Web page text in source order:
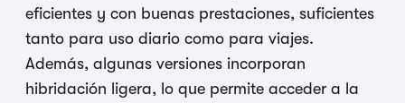
eficientes y con buenas prestaciones, suficientes
tanto para uso diario como para viajes.
Además, algunas versiones incorporan
hibridación ligera, lo que permite acceder a la